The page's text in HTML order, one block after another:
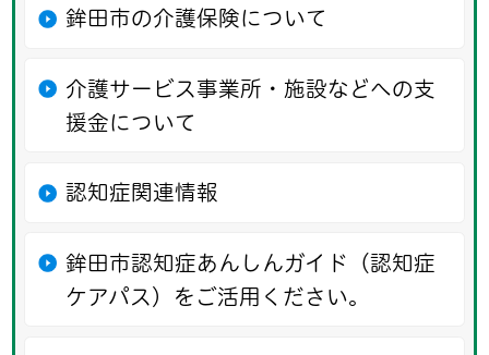
鉾田市の介護保険について
介護サービス事業所・施設などへの支
援金について
認知症関連情報
鉾田市認知症あんしんガイド（認知症
ケアパス）をご活用ください。